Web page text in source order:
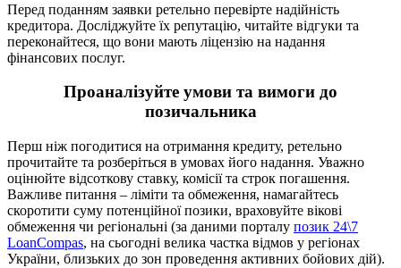
Перед поданням заявки ретельно перевірте надійність
кредитора. Досліджуйте їх репутацію, читайте відгуки та
переконайтеся, що вони мають ліцензію на надання
фінансових послуг.
Проаналізуйте умови та вимоги до
позичальника
Перш ніж погодитися на отримання кредиту, ретельно
прочитайте та розберіться в умовах його надання. Уважно
оцінюйте відсоткову ставку, комісії та строк погашення.
Важливе питання – ліміти та обмеження, намагайтесь
скоротити суму потенційної позики, враховуйте вікові
обмеження чи регіональні (за даними порталу позик 24\7
LoanCompas, на сьогодні велика частка відмов у регіонах
України, близьких до зон проведення активних бойових дій).